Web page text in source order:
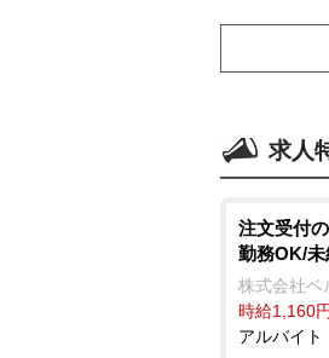
求人
注文受付
勤務OK/未
株式会社ベ
時給1,160
アルバイト